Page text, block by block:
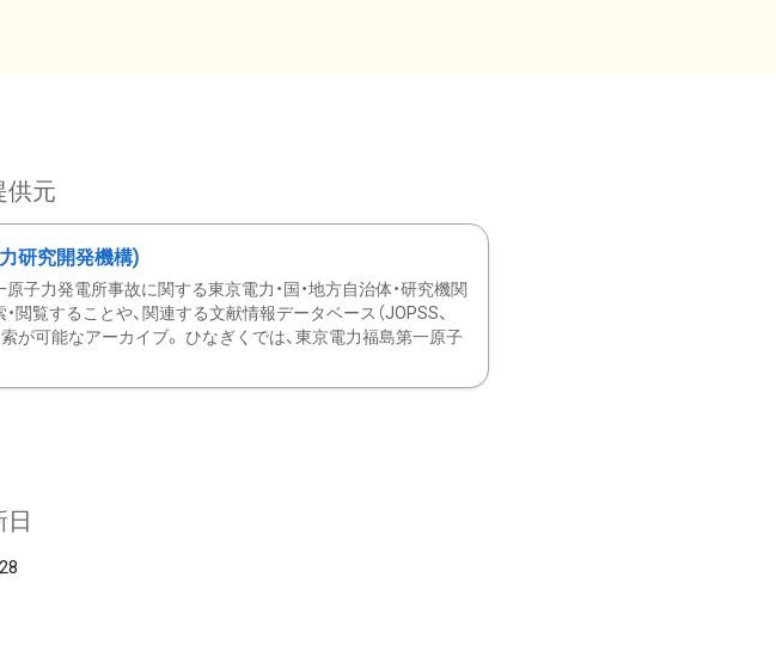
供元
研究開発機構)
力発電所事故に関する東京電力・国・地方自治体・研究機関
覧することや、関連する文献情報データベース（JOPSS、
が可能なアーカイブ。 ひなぎくでは、東京電力福島第一原子
日